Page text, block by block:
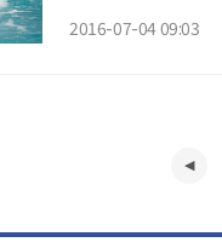
2016-07-04 09:03